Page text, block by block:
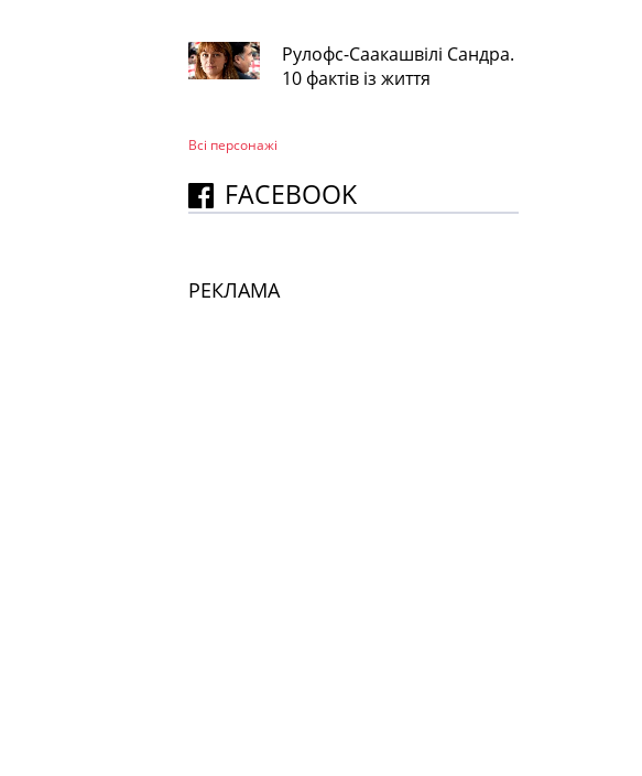
Рулофс-Саакашвілі Сандра.
10 фактів із життя
Всі персонажi
FACEBOOK
РЕКЛАМА